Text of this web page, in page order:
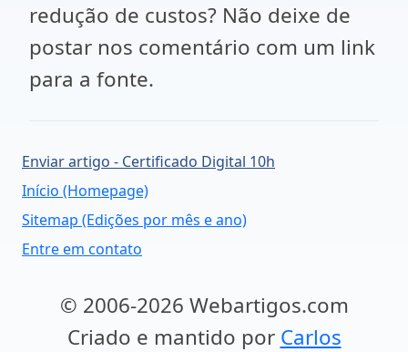
redução de custos? Não deixe de
postar nos comentário com um link
para a fonte.
Enviar artigo - Certificado Digital 10h
Início (Homepage)
Sitemap (Edições por mês e ano)
Entre em contato
© 2006-2026 Webartigos.com
Criado e mantido por Carlos